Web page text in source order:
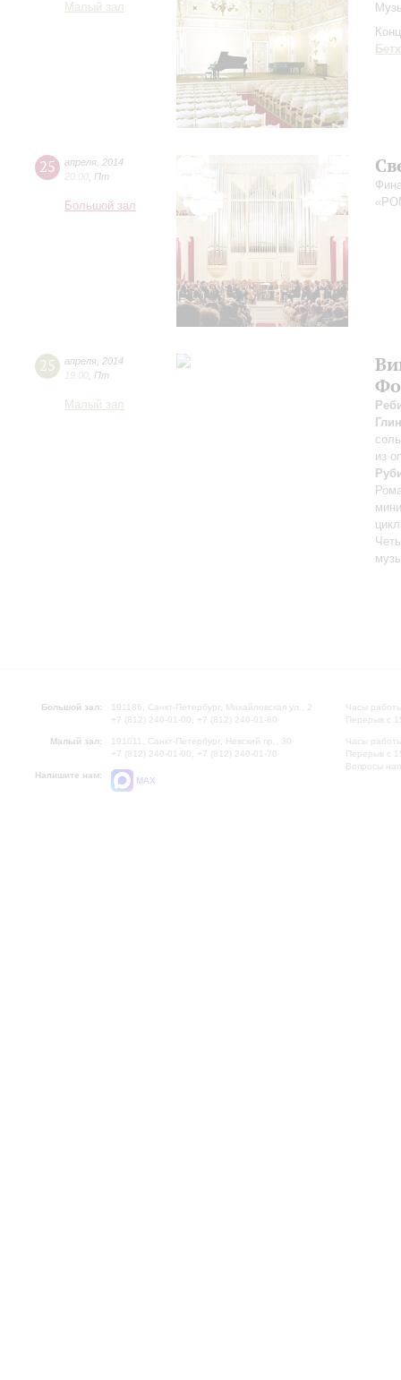
Малый зал
25 апреля 2014
20:00 Пт
Большой зал
25 апреля 2014
19:00 Пт
Малый зал
из
Большой зал:
191186, Санкт-Петербург, Михайловская ул., 2
+7 (812) 240-01-00, +7 (812) 240-01-80
Малый зал:
191011, Санкт-Петербург, Невский пр., 30
+7 (812) 240-01-00, +7 (812) 240-01-70
Напишите нам:
MAX
Часы
Перерыв с
Часы
Перерыв с
Вопросы